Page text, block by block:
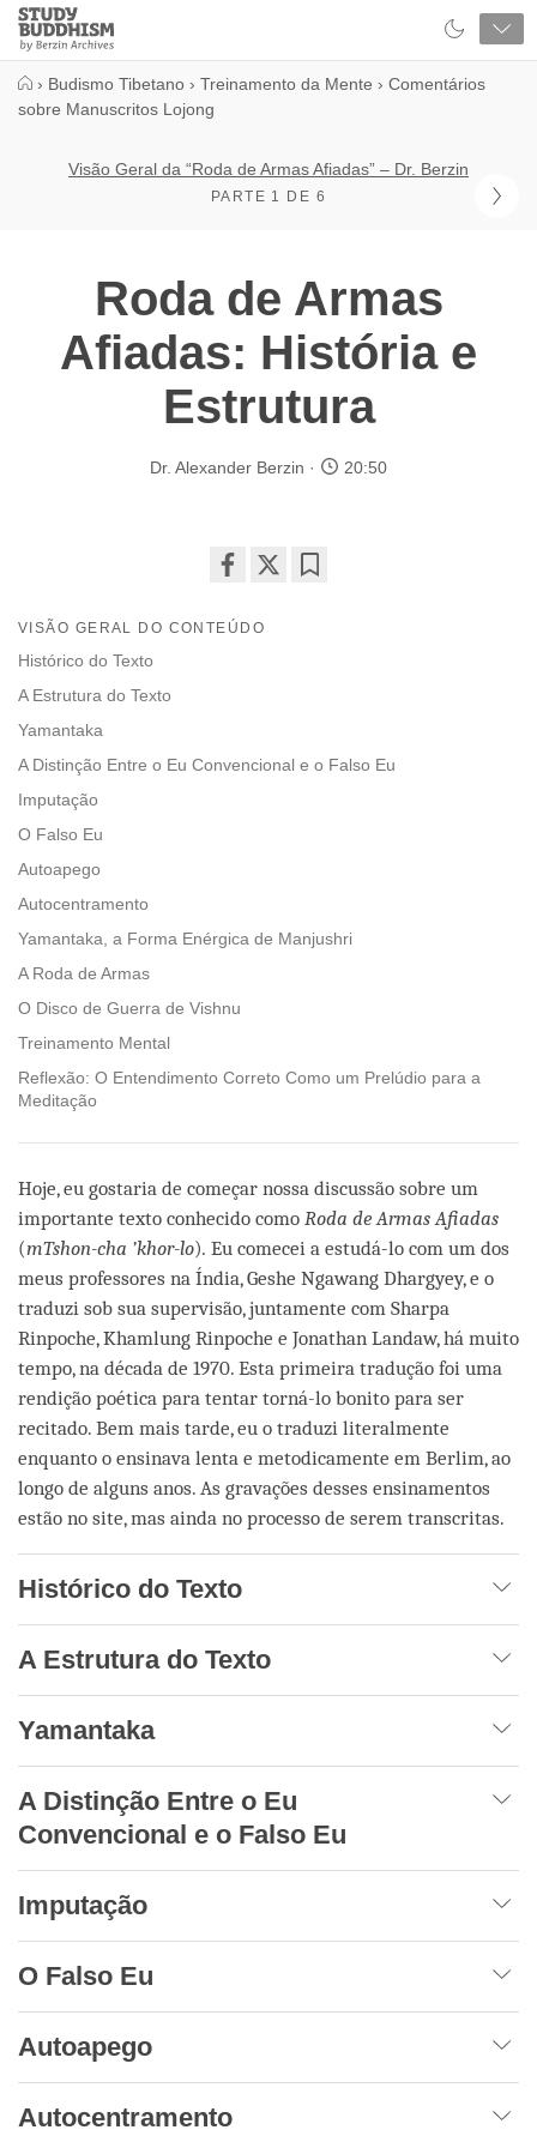
Close
Study
Buddhism
› Budismo Tibetano › Treinamento da Mente › Comentários
sobre Manuscritos Lojong
Visão Geral da “Roda de Armas Afiadas” – Dr. Berzin
PARTE 1 DE 6
Roda de Armas
Afiadas: História e
Estrutura
Dr. Alexander Berzin 20:50
on
VISÃO GERAL DO CONTEÚDO
Histórico do Texto
A Estrutura do Texto
Yamantaka
A Distinção Entre o Eu Convencional e o Falso Eu
Imputação
O Falso Eu
Autoapego
Autocentramento
Yamantaka, a Forma Enérgica de Manjushri
A Roda de Armas
O Disco de Guerra de Vishnu
Treinamento Mental
Reflexão: O Entendimento Correto Como um Prelúdio para a
Meditação
Hoje, eu gostaria de começar nossa discussão sobre um
importante texto conhecido como Roda de Armas Afiadas
(mTshon-cha ’khor-lo). Eu comecei a estudá-lo com um dos
meus professores na Índia, Geshe Ngawang Dhargyey, e o
traduzi sob sua supervisão, juntamente com Sharpa
Rinpoche, Khamlung Rinpoche e Jonathan Landaw, há muito
tempo, na década de 1970. Esta primeira tradução foi uma
rendição poética para tentar torná-lo bonito para ser
recitado. Bem mais tarde, eu o traduzi literalmente
enquanto o ensinava lenta e metodicamente em Berlim, ao
longo de alguns anos. As gravações desses ensinamentos
estão no site, mas ainda no processo de serem transcritas.
Histórico do Texto
A Estrutura do Texto
Yamantaka
A Distinção Entre o Eu
Convencional e o Falso Eu
Imputação
O Falso Eu
Autoapego
Autocentramento